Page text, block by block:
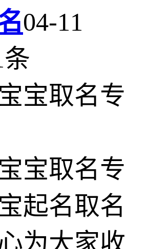
04-11
宝取名专
宝取名专
起名取名
为大家收